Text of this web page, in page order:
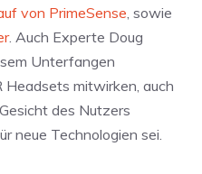
von PrimeSense, sowie
. Auch Experte Doug
Unterfangen
mitwirken, auch
des Nutzers
neue Technologien sei.